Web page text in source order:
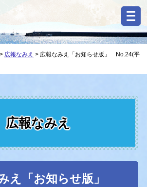
> 広報なみえ > 広報なみえ「お知らせ版」 No.24(平
広報なみえ
え「お知らせ版」